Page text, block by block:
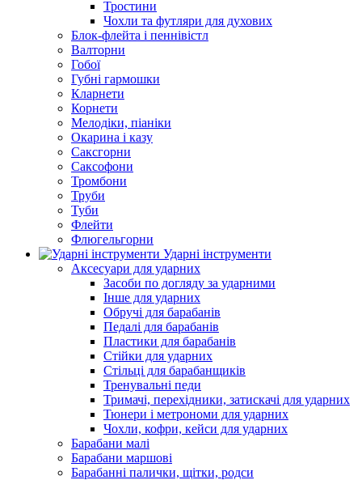
Тростини
Чохли та футляри для духових
Блок-флейта і пеннівістл
Валторни
Гобої
Губні гармошки
Кларнети
Корнети
Мелодіки, піаніки
Окарина і казу
Саксгорни
Саксофони
Тромбони
Труби
Туби
Флейти
Флюгельгорни
Ударні інструменти
Аксесуари для ударних
Засоби по догляду за ударними
Інше для ударних
Обручі для барабанів
Педалі для барабанів
Пластики для барабанів
Стійки для ударних
Стільці для барабанщиків
Тренувальні педи
Тримачі, перехідники, затискачі для ударних
Тюнери і метрономи для ударних
Чохли, кофри, кейси для ударних
Барабани малі
Барабани маршові
Барабанні палички, щітки, родси